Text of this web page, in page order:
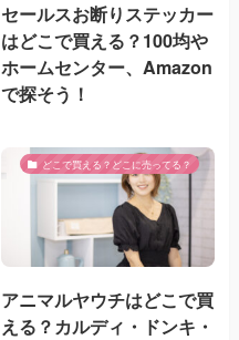
セールスお断りステッカー
はどこで買える？100均や
ホームセンター、Amazon
で探そう！
どこで買える？どこに売ってる？
アニマルヤウチはどこで買
える？カルディ・ドンキ・